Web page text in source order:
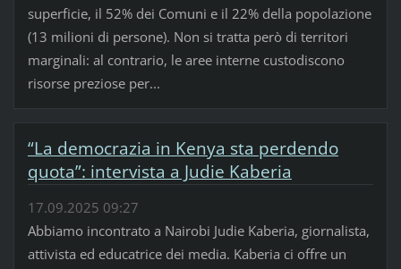
superficie, il 52% dei Comuni e il 22% della popolazione
(13 milioni di persone). Non si tratta però di territori
marginali: al contrario, le aree interne custodiscono
risorse preziose per...
“La democrazia in Kenya sta perdendo
quota”: intervista a Judie Kaberia
17.09.2025 09:27
Abbiamo incontrato a Nairobi Judie Kaberia, giornalista,
attivista ed educatrice dei media. Kaberia ci offre un